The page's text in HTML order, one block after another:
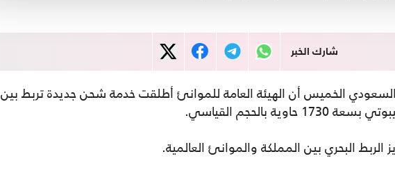
شارك الخبر
الخميس أن الهيئة العامة للموانئ أطلقت خدمة شحن جديدة تربط بين
بالحجم القياسي.
البحري بين المملكة والموانئ العالمية.